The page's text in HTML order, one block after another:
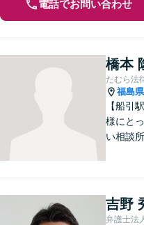
電話でお問い合わせ
橋本
たむら法
福島県
【船引
様にと
い相談
に、ま
ださい
z/ （公
吉野
弁護士法